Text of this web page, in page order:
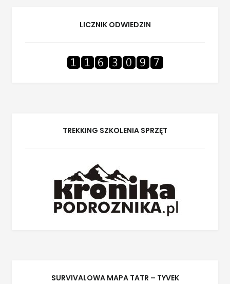
LICZNIK ODWIEDZIN
TREKKING SZKOLENIA SPRZĘT
SURVIVALOWA MAPA TATR – TYVEK